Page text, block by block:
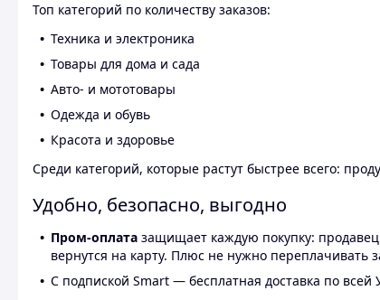
Топ категорий по количеству заказов:
Техника и электроника
Товары для дома и сада
Авто- и мототовары
Одежда и обувь
Красота и здоровье
Среди категорий, которые растут быстрее всего:
Удобно, безопасно, выгодно
Пром-оплата защищает каждую покупку: продавец
вернутся на карту. Плюс не нужно переплачивать
С подпиской Smart — бесплатная доставка по